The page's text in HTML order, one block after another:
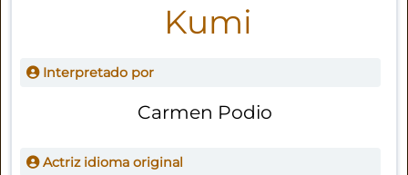
Kumi
Interpretado por
Carmen Podio
Actriz idioma original